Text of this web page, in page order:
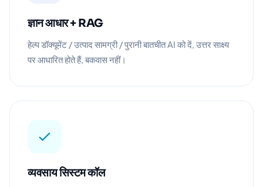
ज्ञान आधार + RAG
हेल्प डॉक्यूमेंट / उत्पाद सामग्री / पुरानी बातचीत AI को दें, उत्तर साक्ष्य
पर आधारित होते हैं, बकवास नहीं।
व्यवसाय सिस्टम कॉल